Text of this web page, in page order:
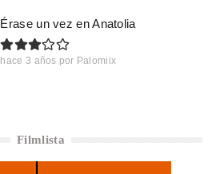
Érase un vez en Anatolia
hace 3 años por Palomiix
Filmlista